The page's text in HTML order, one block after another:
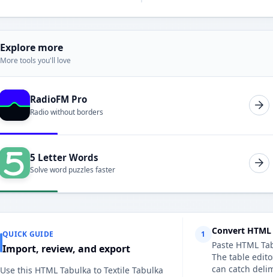
Explore more
More tools you'll love
RadioFM Pro
Radio without borders
5 Letter Words
Solve word puzzles faster
QUICK GUIDE
Import, review, and export
Use this HTML Tabulka to Textile Tabulka
1
Convert
Paste HTML
The table
can catch